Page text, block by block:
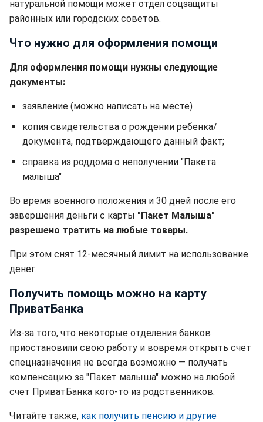
натуральной помощи может отдел соцзащиты
районных или городских советов.
Что нужно для оформления помощи
Для оформления помощи нужны следующие
документы:
заявление (можно написать на месте)
копия свидетельства о рождении ребенка/
документа, подтверждающего данный факт;
справка из роддома о неполучении "Пакета
малыша"
Во время военного положения и 30 дней после его
завершения деньги с карты "Пакет Малыша"
разрешено тратить на любые товары.
При этом снят 12-месячный лимит на использование
денег.
Получить помощь можно на карту
ПриватБанка
Из-за того, что некоторые отделения банков
приостановили свою работу и вовремя открыть счет
спецназначения не всегда возможно — получать
компенсацию за "Пакет малыша" можно на любой
счет ПриватБанка кого-то из родственников.
Читайте также, как получить пенсию и другие